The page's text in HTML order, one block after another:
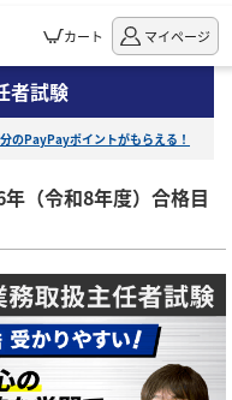
カート マイページ
者試験
のPayPayポイントがもらえる！
（令和8年度）合格目